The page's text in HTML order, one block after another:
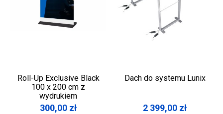
Roll-Up Exclusive Black
100 x 200 cm z
wydrukiem
300,00 zł
Dach do systemu Lunix
2 399,00 zł